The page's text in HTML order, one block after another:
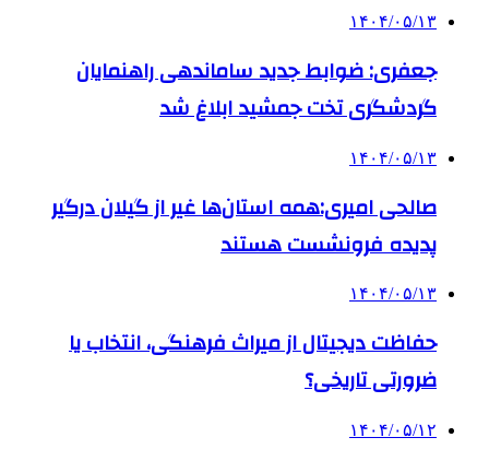
۱۴۰۴/۰۵/۱۳
جعفری: ضوابط جدید ساماندهی راهنمایان
گردشگری تخت جمشید ابلاغ شد
۱۴۰۴/۰۵/۱۳
صالحی امیری:همه استان‌ها غیر از گیلان درگیر
پدیده فرونشست هستند
۱۴۰۴/۰۵/۱۳
حفاظت دیجیتال از میراث فرهنگی، انتخاب یا
ضرورتی تاریخی؟
۱۴۰۴/۰۵/۱۲